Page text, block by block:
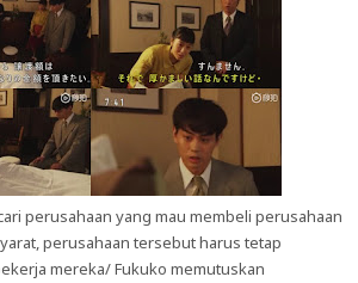
perusahaan yang mau membeli perusahaan
perusahaan tersebut harus tetap
mereka/ Fukuko memutuskan